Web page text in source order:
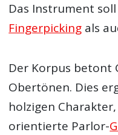
Das Instrument
Fingerpicking als
Der Korpus betont
Obertönen. Dies
holzigen
orientierte Parlor-